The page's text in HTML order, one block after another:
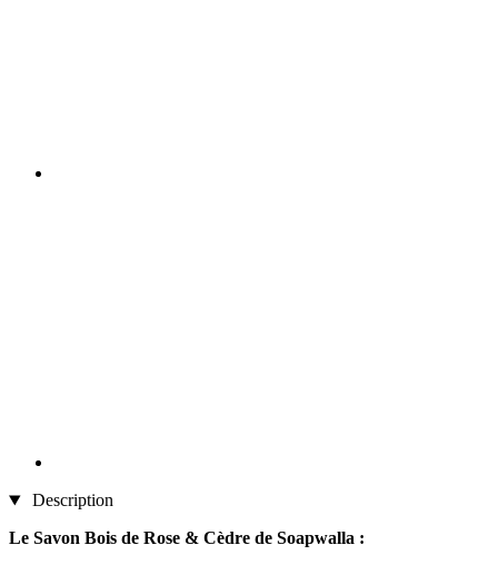
Description
Le Savon Bois de Rose & Cèdre de Soapwalla :